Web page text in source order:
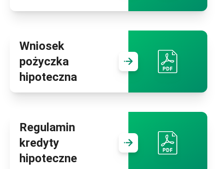
Wniosek
pożyczka
hipoteczna
Przejdź do
Regulamin
kredyty
hipoteczne
Przejdź do